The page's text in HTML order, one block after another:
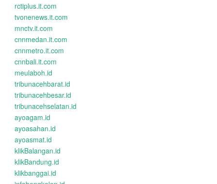
rctiplus.it.com
tvonenews.it.com
mnctv.it.com
cnnmedan.it.com
cnnmetro.it.com
cnnbali.it.com
meulaboh.id
tribunacehbarat.id
tribunacehbesar.id
tribunacehselatan.id
ayoagam.id
ayoasahan.id
ayoasmat.id
klikBalangan.id
klikBandung.id
klikbanggai.id